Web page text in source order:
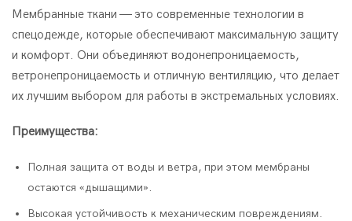
Мембранные ткани — это современные технологии в
спецодежде, которые обеспечивают максимальную защиту
и комфорт. Они объединяют водонепроницаемость,
ветронепроницаемость и отличную вентиляцию, что делает
их лучшим выбором для работы в экстремальных условиях.
Преимущества:
Полная защита от воды и ветра, при этом мембраны
остаются «дышащими».
Высокая устойчивость к механическим повреждениям.